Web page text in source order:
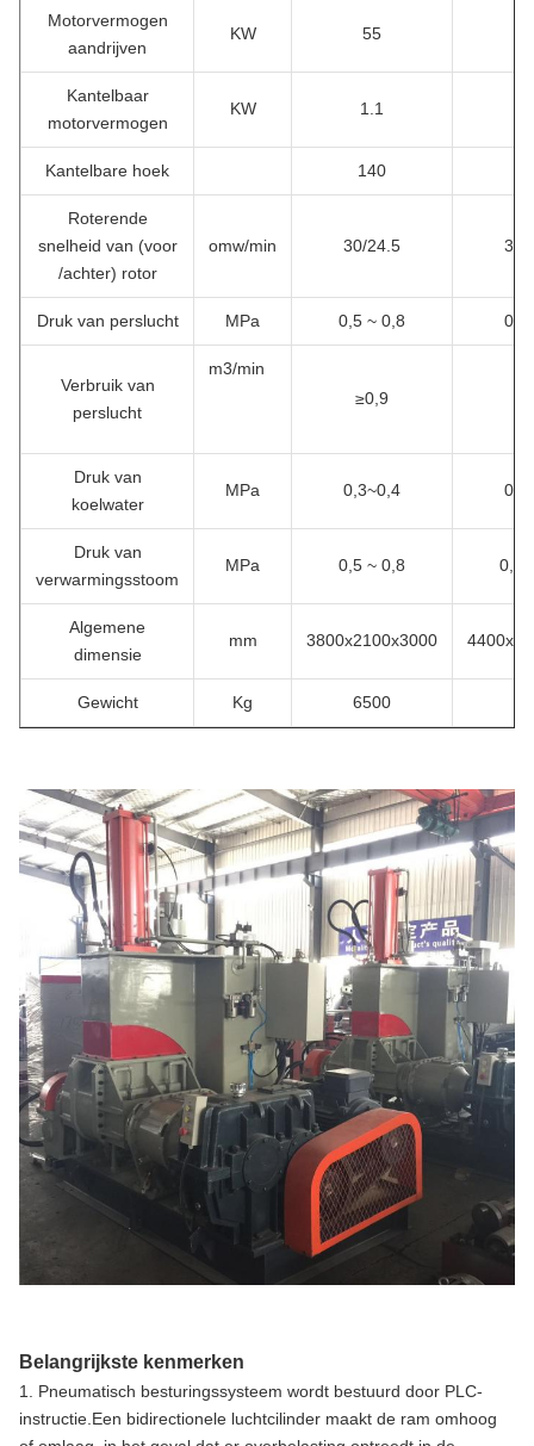
Motorvermogen
aandrijven
KW 55
Kantelbaar
motorvermogen
KW 1.1
Kantelbare hoek 140
Roterende
snelheid van (voor
/achter) rotor
omw/min 30/24.5 30/
Druk van perslucht MPa 0,5 ~ 0,8
Verbruik van
perslucht
m3/min
≥0,9
Druk van
koelwater
MPa 0,3~0,4
Druk van
verwarmingsstoom
MPa 0,5 ~ 0,8 0,5
Algemene
dimensie
mm 3800x2100x3000
Gewicht Kg 6500
Belangrijkste kenmerken
1. Pneumatisch besturingssysteem wordt bestuurd door PLC-
instructie.Een bidirectionele luchtcilinder maakt de ram omhoog